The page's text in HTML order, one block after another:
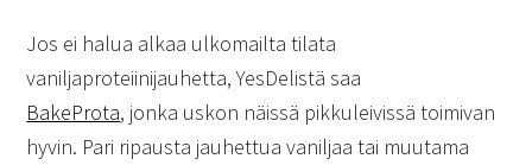
Jos ei halua alkaa ulkomailta tilata
vaniljaproteiinijauhetta, YesDelistä saa
BakeProta, jonka uskon näissä pikkuleivissä toimivan
hyvin. Pari ripausta jauhettua vaniljaa tai muutama